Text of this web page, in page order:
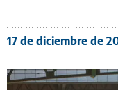
17 de diciembre de